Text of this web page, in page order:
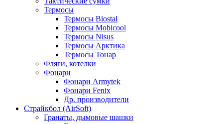
Термосы
Термосы Biostal
Термосы Mobicool
Термосы Nisus
Термосы Арктика
Термосы Тонар
Фляги, котелки
Фонари
Фонари Armytek
Фонари Fenix
Др. производители
Страйкбол (AirSoft)
Гранаты, дымовые шашки